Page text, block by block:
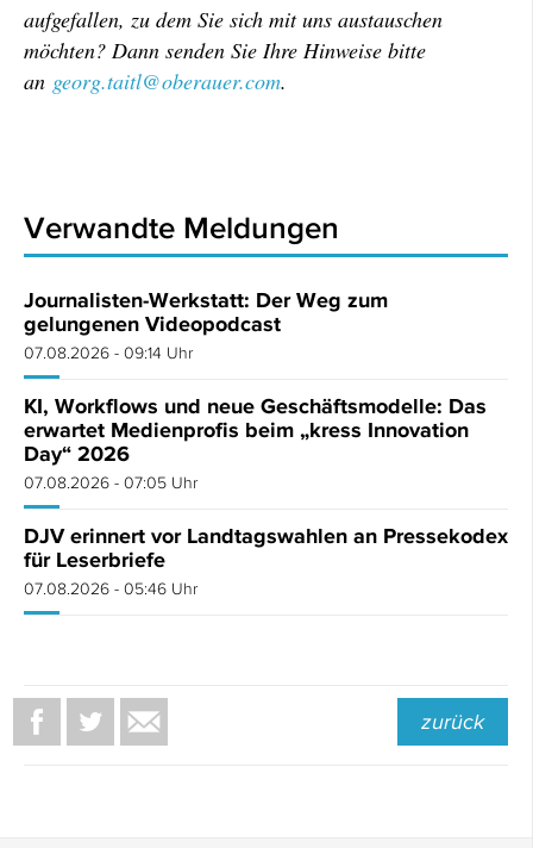
aufgefallen, zu dem Sie sich mit uns austauschen
möchten? Dann senden Sie Ihre Hinweise bitte
an georg.taitl@oberauer.com.
Verwandte Meldungen
Journalisten-Werkstatt: Der Weg zum
gelungenen Videopodcast
07.08.2026 - 09:14 Uhr
KI, Workflows und neue Geschäftsmodelle: Das
erwartet Medienprofis beim „kress Innovation
Day“ 2026
07.08.2026 - 07:05 Uhr
DJV erinnert vor Landtagswahlen an Pressekodex
für Leserbriefe
07.08.2026 - 05:46 Uhr
zurück